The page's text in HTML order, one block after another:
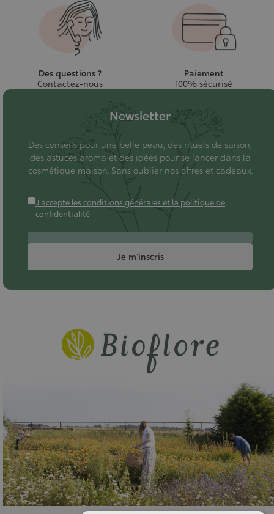
Des questions ?
Contactez-nous
Paiement
100% sécurisé
Newsletter
Des conseils pour une belle peau, des rituels de saison,
des astuces aroma et des idées pour se lancer dans la
cosmétique maison. Sans oublier nos offres et cadeaux.
J'accepte les conditions générales et la politique de
confidentialité
Je m'inscris